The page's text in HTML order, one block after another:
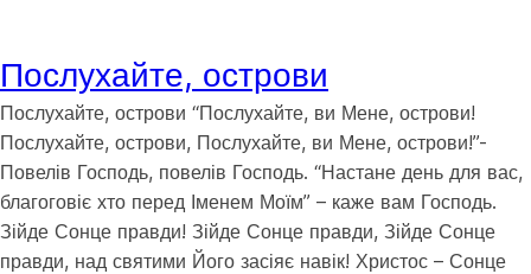
Послухайте, острови
Послухайте, острови “Послухайте, ви Мене, острови!
Послухайте, острови, Послухайте, ви Мене, острови!”-
Повелів Господь, повелів Господь. “Настане день для вас,
благоговіє хто перед Іменем Моїм” – каже вам Господь.
Зійде Сонце правди! Зійде Сонце правди, Зійде Сонце
правди, над святими Його засіяє навік! Христос – Сонце